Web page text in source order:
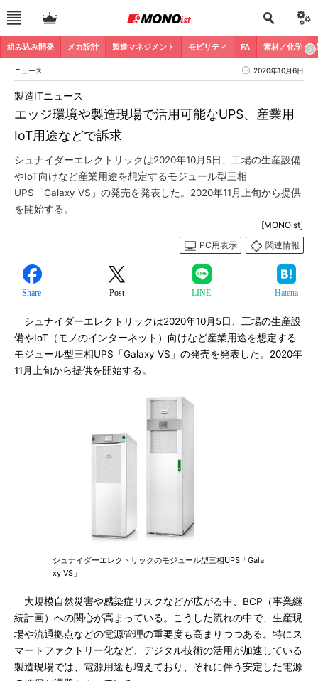
組み込み開発 メカ設計 製造マネジメント モビリティ FA 素材／化学
ニュース 2020年10月6日
エッジ環境や製造現場で活用可能なUPS、産業用
IoT用途などで訴求
製造ITニュース
シュナイダーエレクトリックは2020年10月5日、工場の生産設備
やIoT向けなど産業用途を想定するモジュール型三相
UPS「Galaxy VS」の発売を発表した。2020年11月上旬から提供
を開始する。
[MONOist]
PC用表示
関連情報
Share Post LINE Hatena
シュナイダーエレクトリックは2020年10月5日、工場の生産設
備やIoT（モノのインターネット）向けなど産業用途を想定する
モジュール型三相UPS「Galaxy VS」の発売を発表した。2020年
11月上旬から提供を開始する。
シュナイダーエレクトリックのモジュール型三相UPS「Gala
xy VS」
大規模自然災害や感染症リスクなどが広がる中、BCP（事業継
続計画）への関心が高まっている。こうした流れの中で、生産現
場や流通拠点などの電源管理の重要度も高まりつつある。特にス
マートファクトリー化など、デジタル技術の活用が加速している
製造現場では、電源用途も増えており、それに伴う安定した電源